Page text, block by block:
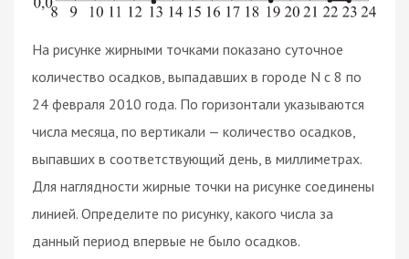
На рисунке жирными точками показано суточное
количество осадков, выпадавших в городе N с 8 по
24 февраля 2010 года. По горизонтали указываются
числа месяца, по вертикали — количество осадков,
выпавших в соответствующий день, в миллиметрах.
Для наглядности жирные точки на рисунке соединены
линией. Определите по рисунку, какого числа за
данный период впервые не было осадков.